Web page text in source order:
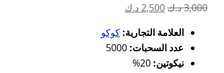
3,000د.كالسعر
هو:
3,000 د.ك.
2,500 د.ك
هو:
2,500 د.ك.
العلامة التجارية: كوكو
عدد السحبات: 5000
نيكوتين: 20%